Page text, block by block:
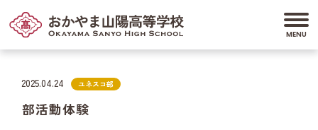
2025.04.24 ユネスコ部
部活動体験